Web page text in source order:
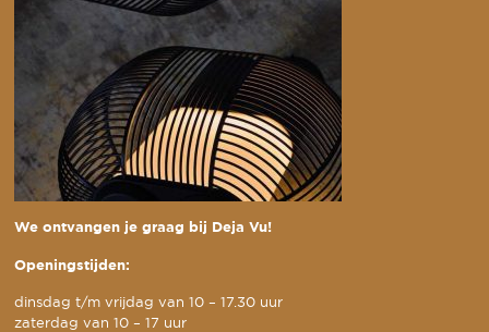
We ontvangen je graag bij Deja Vu!
Openingstijden:
dinsdag t/m vrijdag van 10 – 17.30 uur
zaterdag van 10 – 17 uur